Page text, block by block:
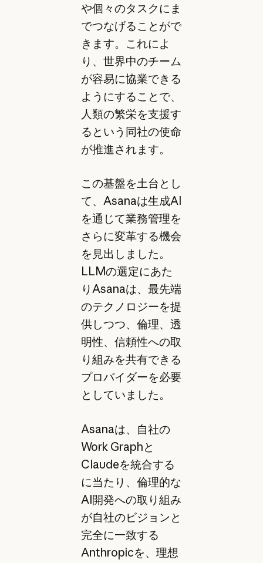
や個々のタスクにま
でつなげることがで
きます。これによ
り、世界中のチーム
が容易に協業できる
ようにすることで、
人類の繁栄を支援す
るという同社の使命
が推進されます。
この基盤を土台とし
て、Asanaは生成AI
を通じて業務管理を
さらに変革する機会
を見出しました。
LLMの選定にあた
りAsanaは、最先端
のテクノロジーを提
供しつつ、倫理、透
明性、信頼性への取
り組みを共有できる
プロバイダーを必要
としていました。
Asanaは、自社の
Work Graphと
Claudeを統合する
に当たり、倫理的な
AI開発への取り組み
が自社のビジョンと
完全に一致する
Anthropicを、理想